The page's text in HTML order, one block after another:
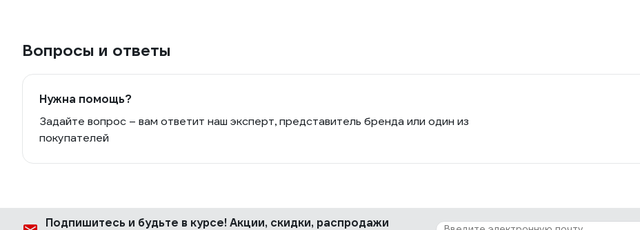
Вопросы и ответы
Нужна помощь?
Задайте вопрос – вам ответит наш эксперт, представитель бренда или один из
покупателей
Подпишитесь и будьте в курсе! Акции, скидки, распродажи